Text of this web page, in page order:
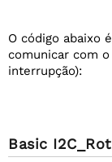
O código abaixo
comunicar com o
interrupção):
Basic